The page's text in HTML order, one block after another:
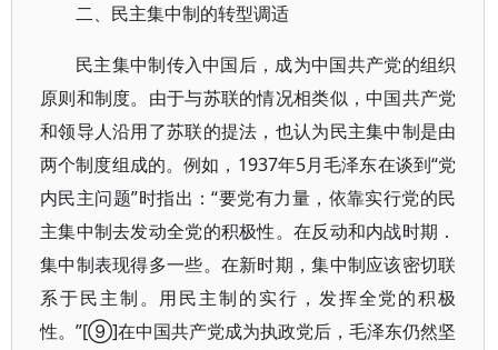
二、民主集中制的转型调适
民主集中制传入中国后，成为中国共产党的组织
原则和制度。由于与苏联的情况相类似，中国共产党
和领导人沿用了苏联的提法，也认为民主集中制是由
两个制度组成的。例如，1937年5月毛泽东在谈到“党
内民主问题”时指出：“要党有力量，依靠实行党的民
主集中制去发动全党的积极性。在反动和内战时期．
集中制表现得多一些。在新时期，集中制应该密切联
系于民主制。用民主制的实行，发挥全党的积极
性。”[⑨]在中国共产党成为执政党后，毛泽东仍然坚